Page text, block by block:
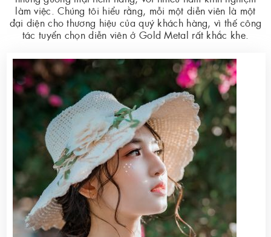
làm việc. Chúng tôi hiểu rằng, mỗi một diễn viên là một
đại diện cho thương hiệu của quý khách hàng, vì thế công
tác tuyển chọn diễn viên ở Gold Metal rất khắc khe.